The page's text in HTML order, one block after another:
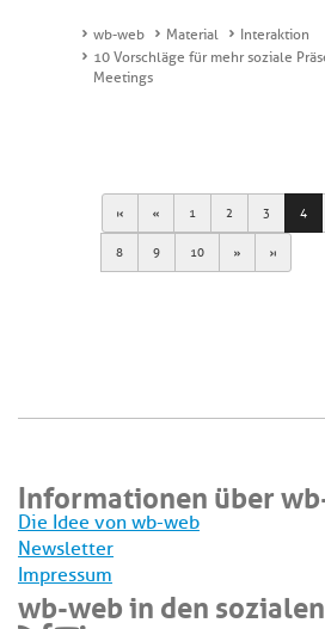
wb-web Material
Interaktion
10 Vorschläge für mehr soziale
Meetings
First Previous
1 2 3 4
8 9 10 Next Last
Informationen über
Die Idee von wb-web
Newsletter
Impressum
wb-web in den